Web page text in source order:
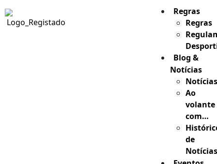
Regras
Regras
Blog &
Notícias
Notícias
Ao
volante
com…
de
Notícias